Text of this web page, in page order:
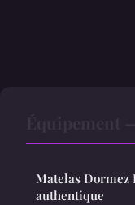
Matelas Dormez
authentique